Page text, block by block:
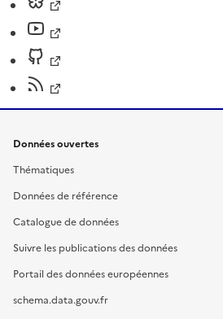
Données ouvertes
Thématiques
Données de référence
Catalogue de données
Suivre les publications des données
Portail des données européennes
schema.data.gouv.fr